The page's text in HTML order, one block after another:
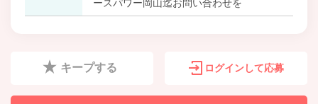
ースパワー岡山迄お問い合わせを
キープする ログインして応募